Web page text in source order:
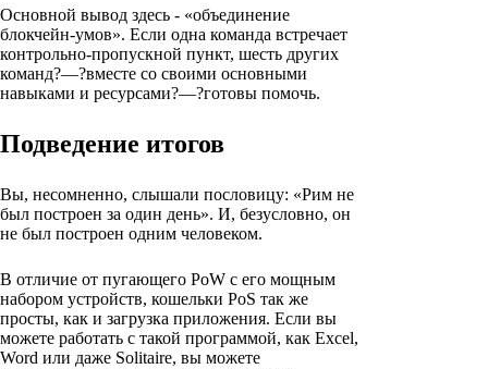
Основной вывод здесь - «объединение
блокчейн-умов». Если одна команда встречает
контрольно-пропускной пункт, шесть других
команд?—?вместе со своими основными
навыками и ресурсами?—?готовы помочь.
Подведение итогов
Вы, несомненно, слышали пословицу: «Рим не
был построен за один день». И, безусловно, он
не был построен одним человеком.
В отличие от пугающего PoW с его мощным
набором устройств, кошельки PoS так же
просты, как и загрузка приложения. Если вы
можете работать с такой программой, как Excel,
Word или даже Solitaire, вы можете